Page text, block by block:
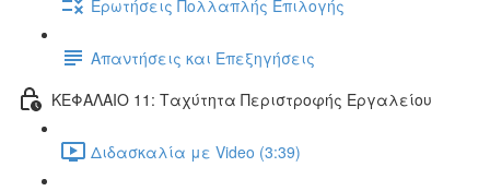
Ερωτήσεις Πολλαπλής Επιλογής
Απαντήσεις και Επεξηγήσεις
ΚΕΦΑΛΑΙΟ 11: Ταχύτητα Περιστροφής Εργαλείου
Διδασκαλία με Video (3:39)